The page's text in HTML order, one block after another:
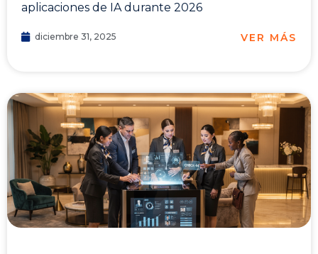
aplicaciones de IA durante 2026
diciembre 31, 2025 VER MÁS